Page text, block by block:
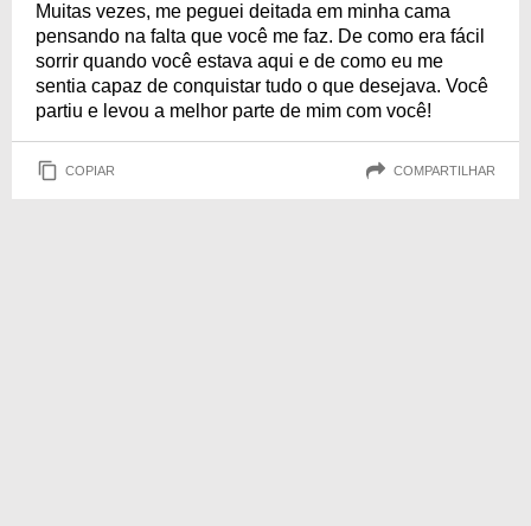
Muitas vezes, me peguei deitada em minha cama
pensando na falta que você me faz. De como era fácil
sorrir quando você estava aqui e de como eu me
sentia capaz de conquistar tudo o que desejava. Você
partiu e levou a melhor parte de mim com você!
COPIAR COMPARTILHAR